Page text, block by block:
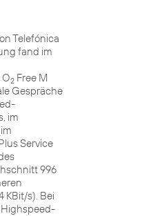
Telefónica
fand im
2 Free M
Gespräche
im
Service
996
KBit/s). Bei